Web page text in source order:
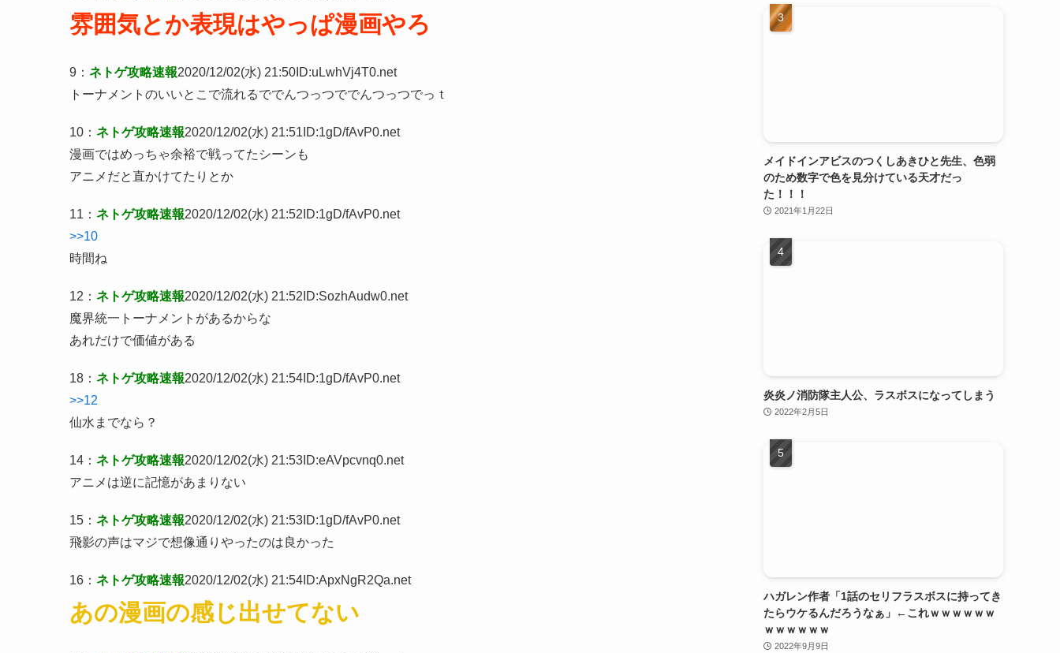
雰囲気とか表現はやっぱ漫画やろ
9 ： ネトゲ攻略速報2020/12/02(水) 21:50 ID:uLwhVj4T0.net
トーナメントのいいとこで流れるででんつっつででんつっつでっｔ
10 ： ネトゲ攻略速報2020/12/02(水) 21:51 ID:1gD/fAvP0.net
漫画ではめっちゃ余裕で戦ってたシーンも
アニメだと直かけてたりとか
11 ： ネトゲ攻略速報2020/12/02(水) 21:52 ID:1gD/fAvP0.net
>>10
時間ね
12 ： ネトゲ攻略速報2020/12/02(水) 21:52 ID:SozhAudw0.net
魔界統一トーナメントがあるからな
あれだけで価値がある
18 ： ネトゲ攻略速報2020/12/02(水) 21:54 ID:1gD/fAvP0.net
>>12
仙水までなら？
14 ： ネトゲ攻略速報2020/12/02(水) 21:53 ID:eAVpcvnq0.net
アニメは逆に記憶があまりない
15 ： ネトゲ攻略速報2020/12/02(水) 21:53 ID:1gD/fAvP0.net
飛影の声はマジで想像通りやったのは良かった
16 ： ネトゲ攻略速報2020/12/02(水) 21:54 ID:ApxNgR2Qa.net
あの漫画の感じ出せてない
メイドインアビスのつくしあきひと先生、色弱
のため数字で色を見分けている天才だっ
た！！！
2021年1月22日
炎炎ノ消防隊主人公、ラスボスになってしまう
2022年2月5日
ハガレン作者「1話のセリフラスボスに持ってき
たらウケるんだろうなぁ」←これｗｗｗｗｗｗ
ｗｗｗｗｗｗ
2022年9月9日